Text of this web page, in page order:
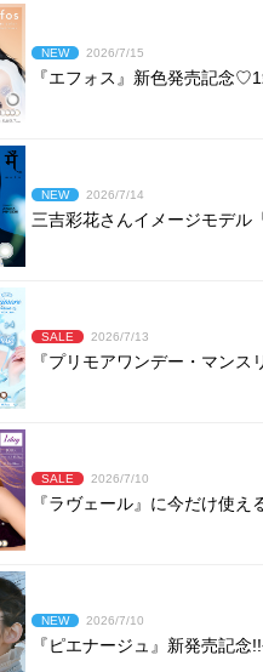
NEW 2026/7/15
『エフォス』新色発売記念
NEW 2026/7/14
三吉彩花さんイメージモデル
SALE 2026/7/13
『プリモアワンデー・マン
SALE 2026/7/10
『ラヴェール』に今だけ使
NEW 2026/7/10
『ピエナージュ』新発売記